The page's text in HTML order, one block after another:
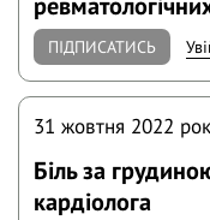
ПІДПИСАТИСЬ
31 жовтня 2022
Біль за
кардіолога